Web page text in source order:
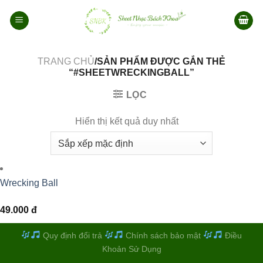
qua
TRANG CHỦ/SẢN PHẨM ĐƯỢC GẮN THẺ
“#SHEETWRECKINGBALL”
LỌC
Hiển thị kết quả duy nhất
Wrecking Ball
49.000 đ
Quy định đổi trả Chính sách bảo mật
Điều
Khoản Sử Dụng